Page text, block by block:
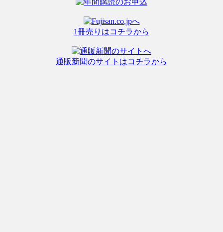
1冊売りはコチラから
通販新聞のサイトはコチラから